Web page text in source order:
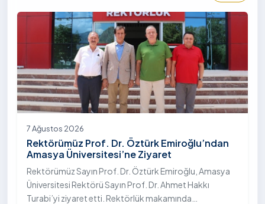
7 Ağustos 2026
Rektörümüz Prof. Dr. Öztürk Emiroğlu’ndan
Amasya Üniversitesi’ne Ziyaret
Rektörümüz Sayın Prof. Dr. Öztürk Emiroğlu, Amasya
Üniversitesi Rektörü Sayın Prof. Dr. Ahmet Hakkı
Turabi’yi ziyaret etti. Rektörlük makamında